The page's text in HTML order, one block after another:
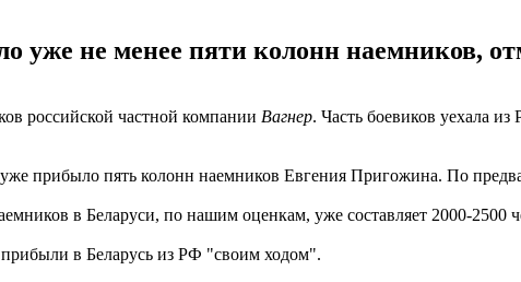
уже не менее пяти колонн наемников,
российской частной компании Вагнер. Часть боевиков уехала
прибыло пять колонн наемников Евгения Пригожина. По
в Беларуси, по нашим оценкам, уже составляет 2000-2500
прибыли в Беларусь из РФ "своим ходом".